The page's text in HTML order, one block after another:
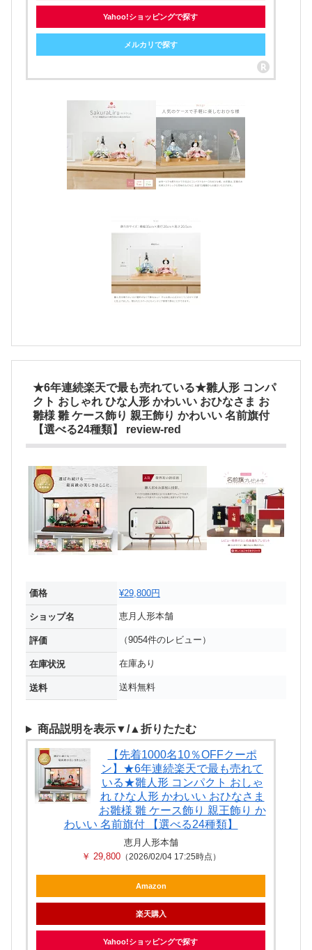
Yahoo!ショッピングで探す
メルカリで探す
★6年連続楽天で最も売れている★雛人形 コンパ
クト おしゃれ ひな人形 かわいい おひなさま お
雛様 雛 ケース飾り 親王飾り かわいい 名前旗付
【選べる24種類】 review-red
価格 ¥29,800円
ショップ名 恵月人形本舗
評価 （9054件のレビュー）
在庫状況 在庫あり
送料 送料無料
商品説明を表示▼/▲折りたたむ
【先着1000名10％OFFクーポ
ン】★6年連続楽天で最も売れて
いる★雛人形 コンパクト おしゃ
れ ひな人形 かわいい おひなさま
お雛様 雛 ケース飾り 親王飾り か
わいい 名前旗付 【選べる24種類】
恵月人形本舗
￥ 29,800（2026/02/04 17:25時点）
Amazon
楽天購入
Yahoo!ショッピングで探す